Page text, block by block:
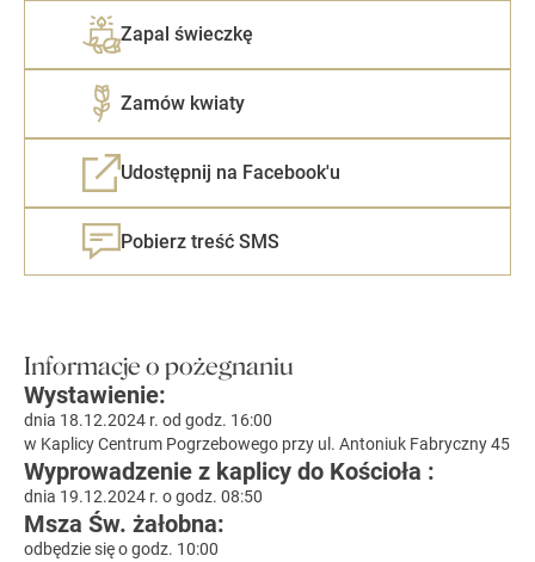
Zapal świeczkę
Zamów kwiaty
Udostępnij na Facebook'u
Pobierz treść SMS
Informacje o pożegnaniu
Wystawienie:
dnia 18.12.2024 r. od godz. 16:00
w Kaplicy Centrum Pogrzebowego przy ul. Antoniuk Fabryczny 45
Wyprowadzenie z kaplicy do Kościoła :
dnia 19.12.2024 r. o godz. 08:50
Msza Św. żałobna:
odbędzie się o godz. 10:00